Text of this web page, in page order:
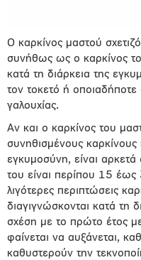
Ο καρκίνος μαστού
συνήθως ως ο καρκίνος
κατά τη διάρκεια της
τον τοκετό ή οποιαδήποτε
γαλουχίας.
Αν και ο καρκίνος του
συνηθισμένους καρκίνους
εγκυμοσύνη, είναι
του είναι περίπου 15
λιγότερες περιπτώσεις
διαγιγνώσκονται κατά τη
σχέση με το πρώτο έτος
φαίνεται να αυξάνεται,
καθυστερούν την